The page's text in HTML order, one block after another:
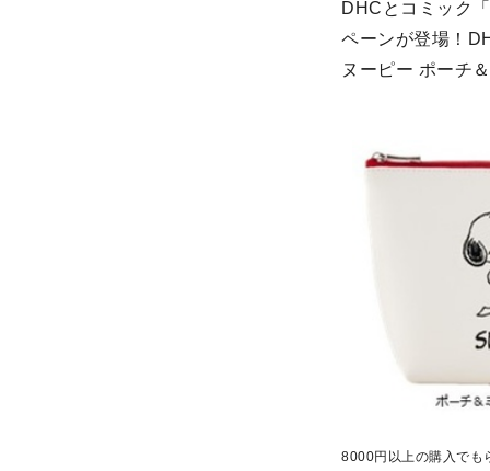
DHCとコミック「
ペーンが登場！
ヌーピー ポーチ
8000円以上の購入でも